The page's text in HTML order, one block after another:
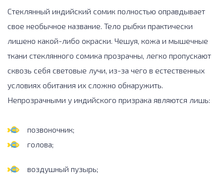
Стеклянный индийский сомик полностью оправдывает
свое необычное название. Тело рыбки практически
лишено какой-либо окраски. Чешуя, кожа и мышечные
ткани стеклянного сомика прозрачны, легко пропускают
сквозь себя световые лучи, из-за чего в естественных
условиях обитания их сложно обнаружить.
Непрозрачными у индийского призрака являются лишь:
позвоночник;
голова;
воздушный пузырь;